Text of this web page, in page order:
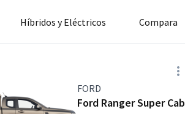
Híbridos y Eléctricos Compara
FORD
Ford Ranger Super Cab